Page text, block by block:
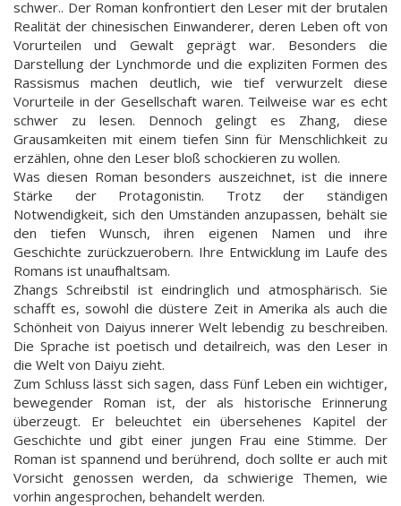
schwer.. Der Roman konfrontiert den Leser mit der brutalen
Realität der chinesischen Einwanderer, deren Leben oft von
Vorurteilen und Gewalt geprägt war. Besonders die
Darstellung der Lynchmorde und die expliziten Formen des
Rassismus machen deutlich, wie tief verwurzelt diese
Vorurteile in der Gesellschaft waren. Teilweise war es echt
schwer zu lesen. Dennoch gelingt es Zhang, diese
Grausamkeiten mit einem tiefen Sinn für Menschlichkeit zu
erzählen, ohne den Leser bloß schockieren zu wollen.
Was diesen Roman besonders auszeichnet, ist die innere
Stärke der Protagonistin. Trotz der ständigen
Notwendigkeit, sich den Umständen anzupassen, behält sie
den tiefen Wunsch, ihren eigenen Namen und ihre
Geschichte zurückzuerobern. Ihre Entwicklung im Laufe des
Romans ist unaufhaltsam.
Zhangs Schreibstil ist eindringlich und atmosphärisch. Sie
schafft es, sowohl die düstere Zeit in Amerika als auch die
Schönheit von Daiyus innerer Welt lebendig zu beschreiben.
Die Sprache ist poetisch und detailreich, was den Leser in
die Welt von Daiyu zieht.
Zum Schluss lässt sich sagen, dass Fünf Leben ein wichtiger,
bewegender Roman ist, der als historische Erinnerung
überzeugt. Er beleuchtet ein übersehenes Kapitel der
Geschichte und gibt einer jungen Frau eine Stimme. Der
Roman ist spannend und berührend, doch sollte er auch mit
Vorsicht genossen werden, da schwierige Themen, wie
vorhin angesprochen, behandelt werden.